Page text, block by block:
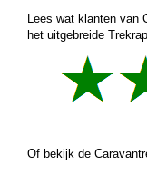
Lees wat klanten van
het uitgebreide
Of bekijk de